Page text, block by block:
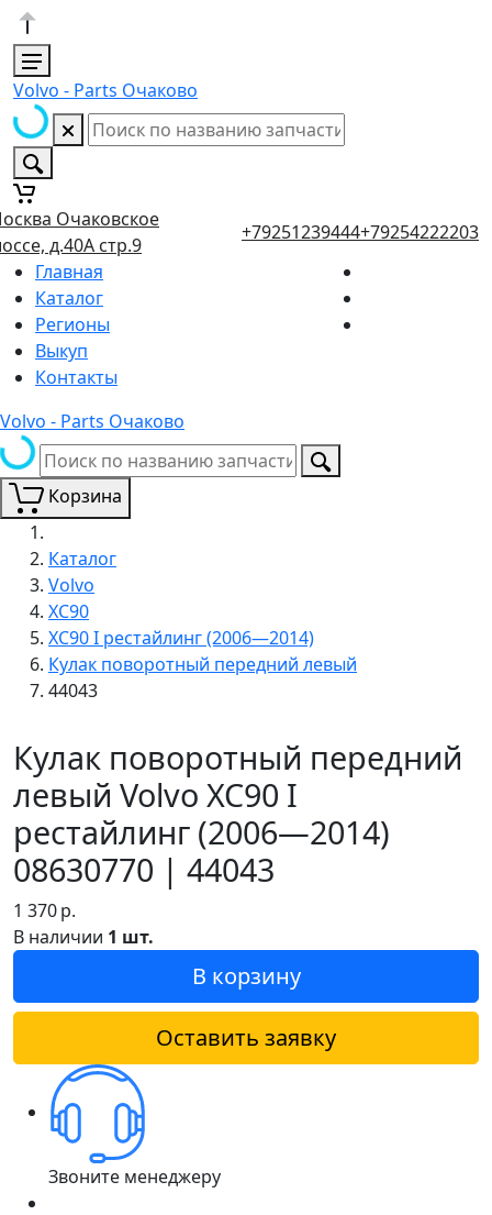
Volvo - Parts Очаково
Очаковское
д.40А стр.9
+79251239444+79254222203
Главная
Каталог
Регионы
Выкуп
Контакты
Volvo - Parts Очаково
Корзина
Каталог
Volvo
XC90
XC90 I рестайлинг (2006—2014)
Кулак поворотный передний левый
44043
Кулак поворотный передний
левый Volvo XC90 I
рестайлинг (2006—2014)
08630770 | 44043
1 370р.
В наличии 1 шт.
В корзину
Оставить заявку
Звоните менеджеру